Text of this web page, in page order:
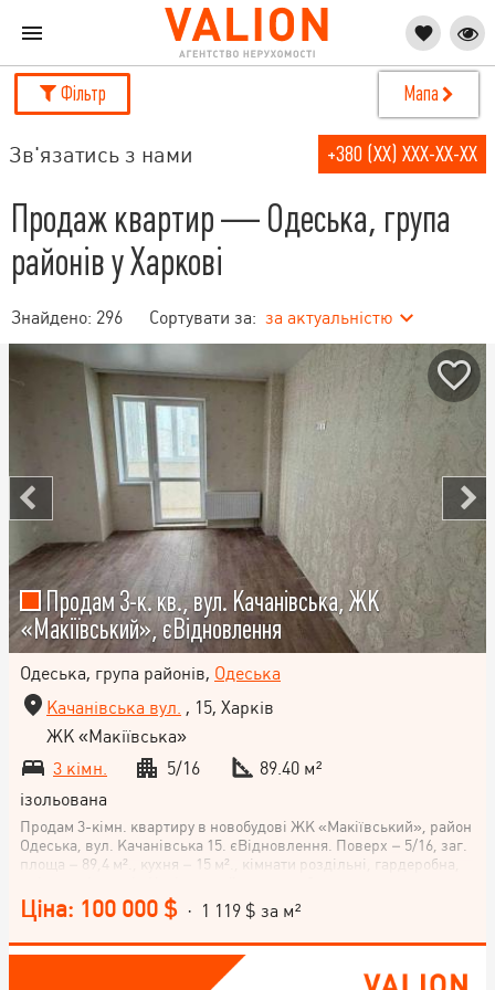
Фільтр Мапа
Зв'язатись з нами +380 (XX) XXX-XX-XX
Продаж квартир — Одеська, група
районів у Харкові
Знайдено: 296 Сортувати за: за актуальністю
Продам 3-к. кв., вул. Качанівська, ЖК
«Макіївський», єВідновлення
Одеська, група районів, Одеська
Качанівська вул. , 15, Харків
ЖК «Макіївська»
3 кімн.
5/16
89.40 м²
ізольована
Продам 3-кімн. квартиру в новобудові ЖК «Макіївський», район
Одеська, вул. Качанівська 15. єВідновлення. Поверх – 5/16, заг.
площа – 89,4 м²., кухня – 15 м²., кімнати роздільні, гардеробна,
обладнана необхідною технікою. Будинок повністю заселений,
усі сусіди живуть. У під'їзді встановлено листоношу «Нова
пошта». Закрита територія, доглянутий двір із дитячими
майданчиками. Можна придбати за сертифікатом єВідновлення!
(У разі купівлі нерухомості за сертифікатом, покупцям надаємо
Ціна: 100 000 $ · 1 119 $ за м²